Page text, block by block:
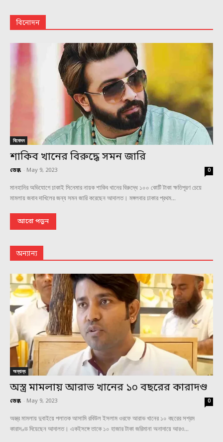
বিনোদন
বিনোদন
শাকিব খানের বিরুদ্ধে সমন জারি
ডেস্ক - May 9, 2023 0
মানহানির অভিযোগে ঢাকাই সিনেমার নায়ক শাকিব খানের বিরুদ্ধে ১০০ কোটি টাকা ক্ষতিপূরণ চেয়ে
মামলায় জবাব দাখিলের জন্য সমন জারি করেছেন আদালত। মঙ্গলবার ঢাকার প্রথম...
আরো পড়ুন
অন্যান্য
অন্যান্য
অস্ত্র মামলায় আরাভ খানের ১০ বছরের কারাদণ্ড
ডেস্ক - May 9, 2023 0
অস্ত্র মামলায় দুবাইয়ে পলাতক আসামি রবিউল ইসলাম ওরফে আরাভ খানের ১০ বছরের সশ্রম
কারাদণ্ড দিয়েছেন আদালত। একইসঙ্গে তাকে ১০ হাজার টাকা জরিমানা অনাদায়ে আরও...